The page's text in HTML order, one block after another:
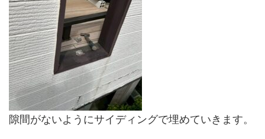
隙間がないようにサイディングで埋めていきます。